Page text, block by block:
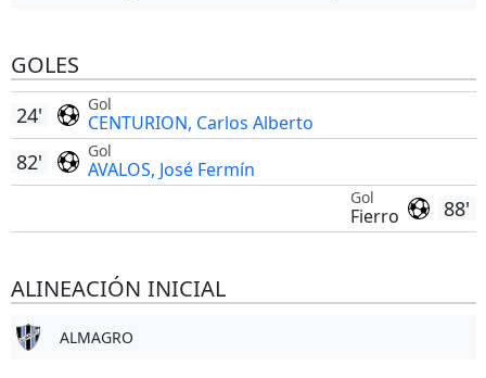
GOLES
Gol
CENTURION, Carlos Alberto
24'
Gol
AVALOS, José Fermín
82'
88'
Gol
Fierro
ALINEACIÓN INICIAL
ALMAGRO